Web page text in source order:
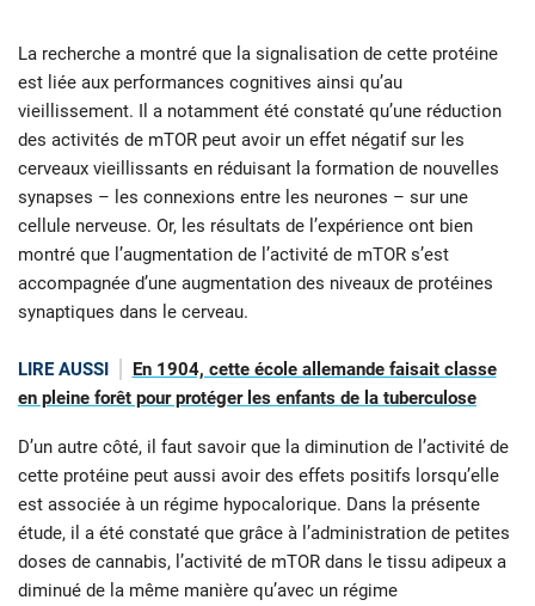
La recherche a montré que la signalisation de cette protéine
est liée aux performances cognitives ainsi qu’au
vieillissement. Il a notamment été constaté qu’une réduction
des activités de mTOR peut avoir un effet négatif sur les
cerveaux vieillissants en réduisant la formation de nouvelles
synapses – les connexions entre les neurones – sur une
cellule nerveuse. Or, les résultats de l’expérience ont bien
montré que l’augmentation de l’activité de mTOR s’est
accompagnée d’une augmentation des niveaux de protéines
synaptiques dans le cerveau.
LIRE AUSSI
En 1904, cette école allemande faisait classe
en pleine forêt pour protéger les enfants de la tuberculose
D’un autre côté, il faut savoir que la diminution de l’activité de
cette protéine peut aussi avoir des effets positifs lorsqu’elle
est associée à un régime hypocalorique. Dans la présente
étude, il a été constaté que grâce à l’administration de petites
doses de cannabis, l’activité de mTOR dans le tissu adipeux a
diminué de la même manière qu’avec un régime